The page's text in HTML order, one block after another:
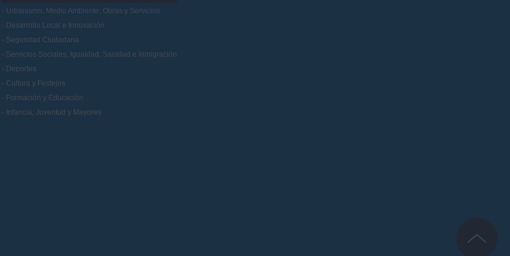
Urbanismo, Medio Ambiente, Obras y Servicios
Desarrollo Local e Innovación
Seguridad Ciudadana
Servicios Sociales, Igualdad, Sanidad e Inmigración
Deportes
Cultura y Festejos
Formación y Educación
Infancia, Juventud y Mayores